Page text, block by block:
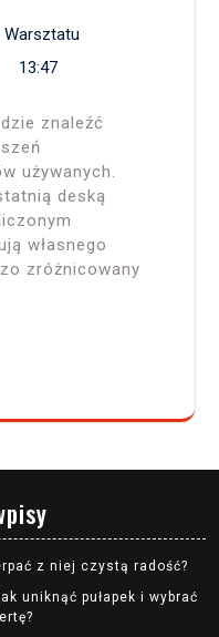
Warsztatu
13:47
znaleźć
używanych.
deską
własnego
zróżnicowany
z niej czystą radość?
uniknąć pułapek i wybrać